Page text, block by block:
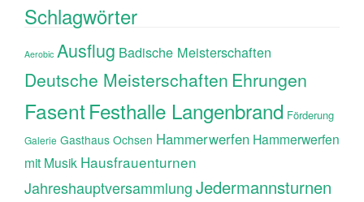
Schlagwörter
Aerobic Ausflug Badische Meisterschaften
Deutsche Meisterschaften Ehrungen
FasentFesthalle Langenbrand Förderung
Galerie Gasthaus Ochsen Hammerwerfen Hammerwerfen
mit Musik Hausfrauenturnen
JahreshauptversammlungJedermannsturnen